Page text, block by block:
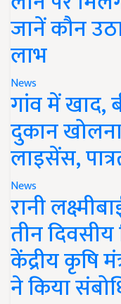
जानें कौन
लाभ
News
गांव में खाद,
दुकान
लाइसेंस,
News
रानी
तीन दिवसीय
केंद्रीय कृषि
ने किया